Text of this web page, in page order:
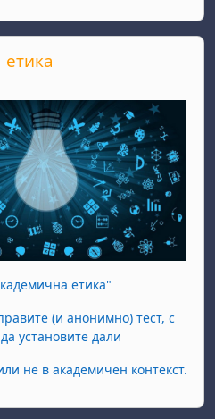
етика"
(и анонимно) тест, с
установите дали
не в академичен контекст.